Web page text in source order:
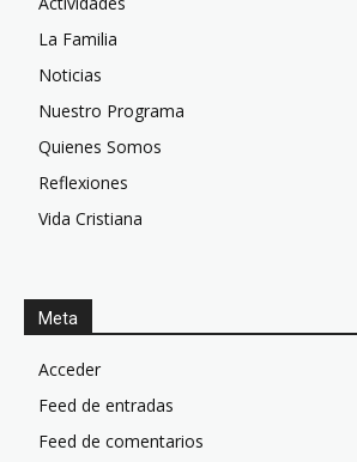
La Familia
Noticias
Nuestro Programa
Quienes Somos
Reflexiones
Vida Cristiana
Meta
Acceder
Feed de entradas
Feed de comentarios